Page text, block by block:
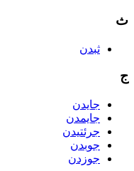
ث
ثبدن
ج
جایدن
جایمدن
جرئتیدن
جوبدن
جوزدن